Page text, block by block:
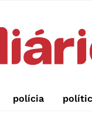
polícia